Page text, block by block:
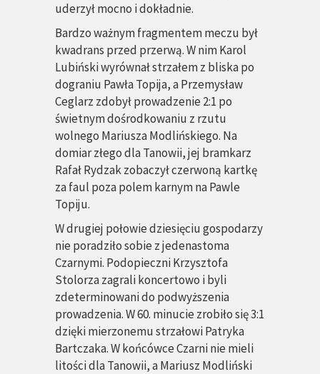
uderzył mocno i dokładnie.
Bardzo ważnym fragmentem meczu był
kwadrans przed przerwą. W nim Karol
Lubiński wyrównał strzałem z bliska po
dograniu Pawła Topija, a Przemysław
Ceglarz zdobył prowadzenie 2:1 po
świetnym dośrodkowaniu z rzutu
wolnego Mariusza Modlińskiego. Na
domiar złego dla Tanowii, jej bramkarz
Rafał Rydzak zobaczył czerwoną kartkę
za faul poza polem karnym na Pawle
Topiju.
W drugiej połowie dziesięciu gospodarzy
nie poradziło sobie z jedenastoma
Czarnymi. Podopieczni Krzysztofa
Stolorza zagrali koncertowo i byli
zdeterminowani do podwyższenia
prowadzenia. W 60. minucie zrobiło się 3:1
dzięki mierzonemu strzałowi Patryka
Bartczaka. W końcówce Czarni nie mieli
litości dla Tanowii, a Mariusz Modliński